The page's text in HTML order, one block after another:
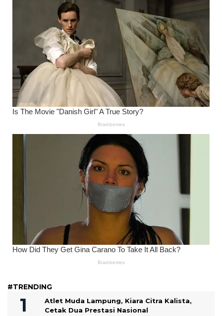
#TRENDING
Atlet Muda Lampung, Kiara Citra Kalista,
Cetak Dua Prestasi Nasional